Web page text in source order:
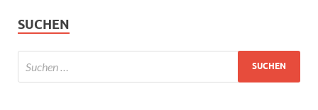
SUCHEN